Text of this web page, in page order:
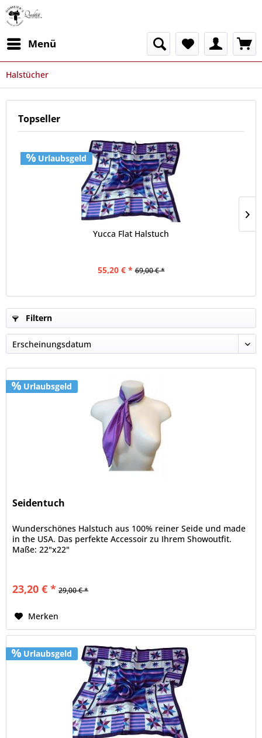
Menü
Halstücher
Topseller
Urlaubsgeld
Yucca Flat Halstuch
55,20 € * 69,00 € *
Filtern
Urlaubsgeld
Seidentuch
Wunderschönes Halstuch aus 100% reiner Seide und made
in the USA. Das perfekte Accessoir zu Ihrem Showoutfit.
Maße: 22"x22"
23,20 € * 29,00 € *
Merken
Urlaubsgeld